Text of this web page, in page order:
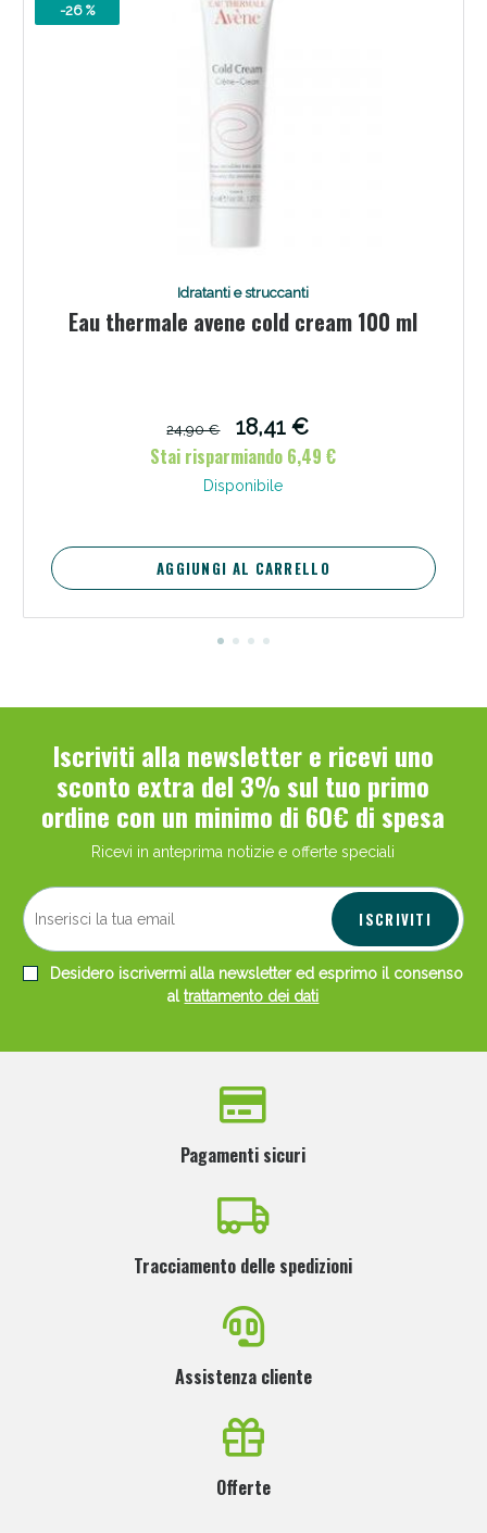
-26 %
Idratanti e struccanti
Eau thermale avene cold cream 100 ml
24,90 €
18,41 €
Stai risparmiando 6,49 €
Disponibile
AGGIUNGI AL CARRELLO
Iscriviti alla newsletter e ricevi uno
sconto extra del 3% sul tuo primo
ordine con un minimo di 60€ di spesa
Ricevi in anteprima notizie e offerte speciali
ISCRIVITI
Desidero iscrivermi alla newsletter ed esprimo il consenso
altrattamento dei dati
Pagamenti sicuri
Tracciamento delle spedizioni
Assistenza cliente
Offerte
Scopri le offerte di Oggi